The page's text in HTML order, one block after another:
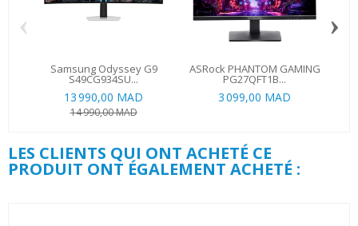
Samsung Odyssey G9
S49CG934SU...
13 990,00 MAD
14 990,00 MAD
ASRock PHANTOM GAMING
PG27QFT1B...
3 099,00 MAD
‹ ›
LES CLIENTS QUI ONT ACHETÉ CE
PRODUIT ONT ÉGALEMENT ACHETÉ :